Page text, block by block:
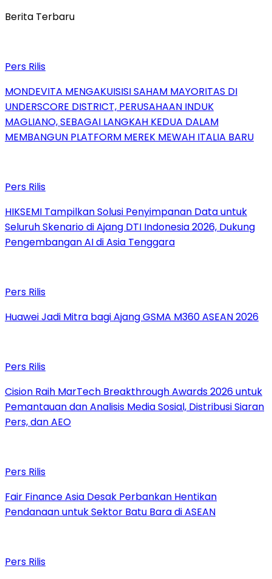
Berita Terbaru
Pers Rilis
MONDEVITA MENGAKUISISI SAHAM MAYORITAS DI
UNDERSCORE DISTRICT, PERUSAHAAN INDUK
MAGLIANO, SEBAGAI LANGKAH KEDUA DALAM
MEMBANGUN PLATFORM MEREK MEWAH ITALIA BARU
Pers Rilis
HIKSEMI Tampilkan Solusi Penyimpanan Data untuk
Seluruh Skenario di Ajang DTI Indonesia 2026, Dukung
Pengembangan AI di Asia Tenggara
Pers Rilis
Huawei Jadi Mitra bagi Ajang GSMA M360 ASEAN 2026
Pers Rilis
Cision Raih MarTech Breakthrough Awards 2026 untuk
Pemantauan dan Analisis Media Sosial, Distribusi Siaran
Pers, dan AEO
Pers Rilis
Fair Finance Asia Desak Perbankan Hentikan
Pendanaan untuk Sektor Batu Bara di ASEAN
Pers Rilis